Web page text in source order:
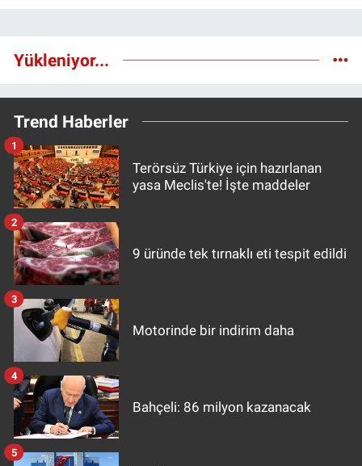
Yükleniyor...
Trend Haberler
Terörsüz Türkiye için hazırlanan
yasa Meclis'te! İşte maddeler
1
9 üründe tek tırnaklı eti tespit edildi
2
Motorinde bir indirim daha
3
Bahçeli: 86 milyon kazanacak
4
5